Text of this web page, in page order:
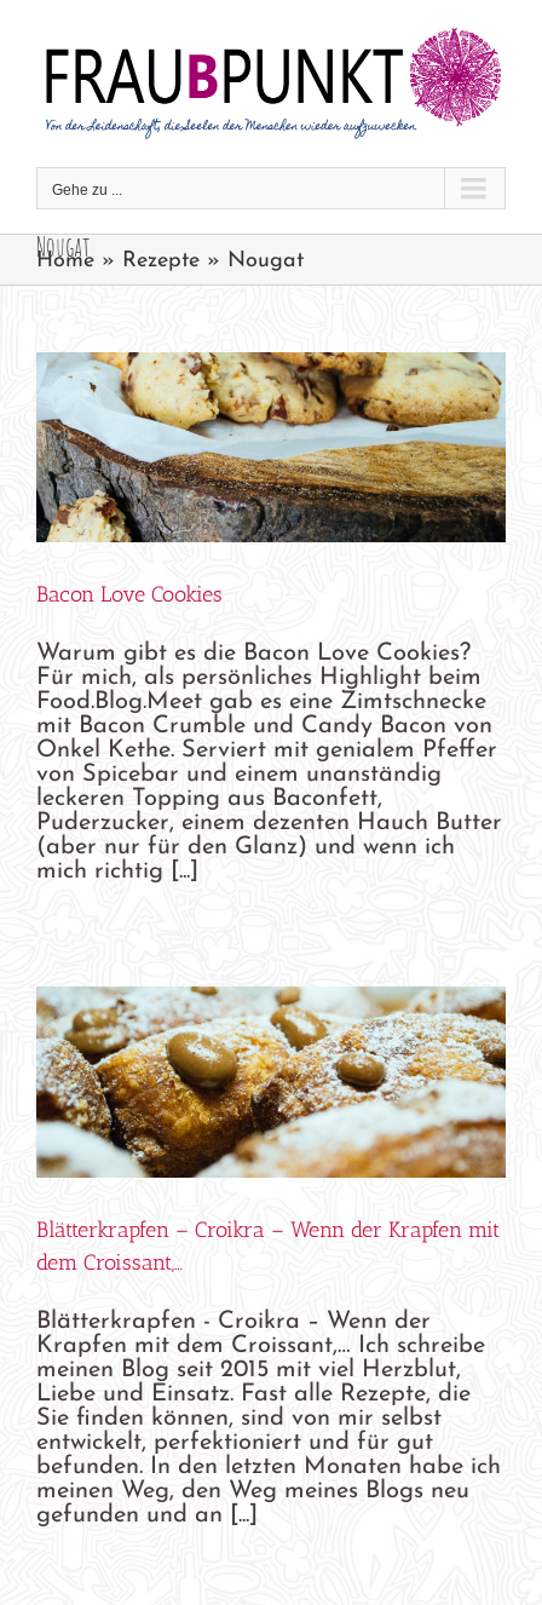
springen
Gehe zu ...
Nougat
Home » Rezepte » Nougat
Bacon Love Cookies
Warum gibt es die Bacon Love Cookies?
Für mich, als persönliches Highlight beim
Food.Blog.Meet gab es eine Zimtschnecke
mit Bacon Crumble und Candy Bacon von
Onkel Kethe. Serviert mit genialem Pfeffer
von Spicebar und einem unanständig
leckeren Topping aus Baconfett,
Puderzucker, einem dezenten Hauch Butter
(aber nur für den Glanz) und wenn ich
mich richtig [...]
Blätterkrapfen – Croikra – Wenn der Krapfen mit
dem Croissant,…
Blätterkrapfen - Croikra – Wenn der
Krapfen mit dem Croissant,… Ich schreibe
meinen Blog seit 2015 mit viel Herzblut,
Liebe und Einsatz. Fast alle Rezepte, die
Sie finden können, sind von mir selbst
entwickelt, perfektioniert und für gut
befunden. In den letzten Monaten habe ich
meinen Weg, den Weg meines Blogs neu
gefunden und an [...]